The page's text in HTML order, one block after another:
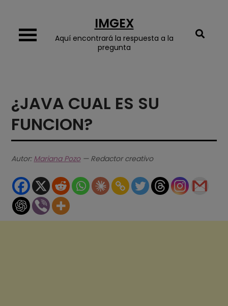
content
IMGEX
Aquí encontrará la respuesta a la
pregunta
¿JAVA CUAL ES SU
FUNCION?
Autor: Mariana Pozo— Redactor creativo